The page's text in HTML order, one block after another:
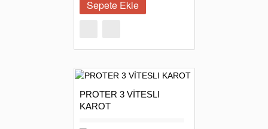
PROTER 3 VİTESLI
KAROT